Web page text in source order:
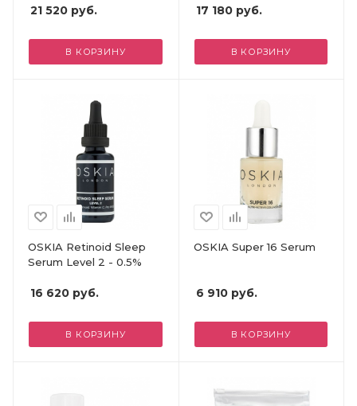
21 520 руб.
В КОРЗИНУ
17 180руб.
В КОРЗИНУ
OSKIA Retinoid Sleep
Serum Level 2 - 0.5%
16 620 руб.
В КОРЗИНУ
OSKIA Super 16 Serum
6 910руб.
В КОРЗИНУ